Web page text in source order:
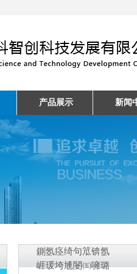
产品展示 新闻
鍘氬痉绮句笟锛氬
崕瑗垮尰闄㈤噰璐